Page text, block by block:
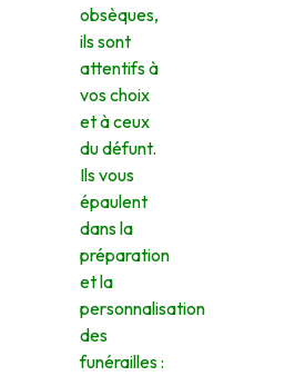
obsèques,
ils sont
attentifs à
vos choix
et à ceux
du défunt.
Ils vous
épaulent
dans la
préparation
et la
personnalisation
des
funérailles :